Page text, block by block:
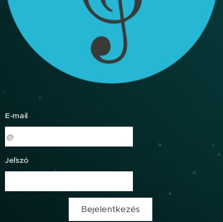
E-mail
Jelszó
Bejelentkezés